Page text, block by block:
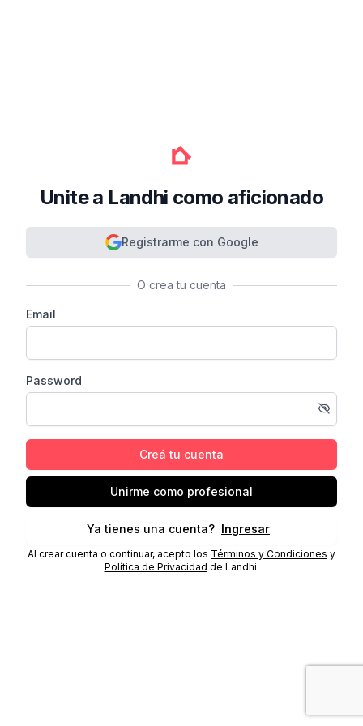
Unite a Landhi como aficionado
Registrarme con Google
O crea tu cuenta
Email
Password
Creá tu cuenta
Unirme como profesional
Ya tienes una cuenta? Ingresar
Al crear cuenta o continuar, acepto los Términos y Condiciones y
Política de Privacidad de Landhi.